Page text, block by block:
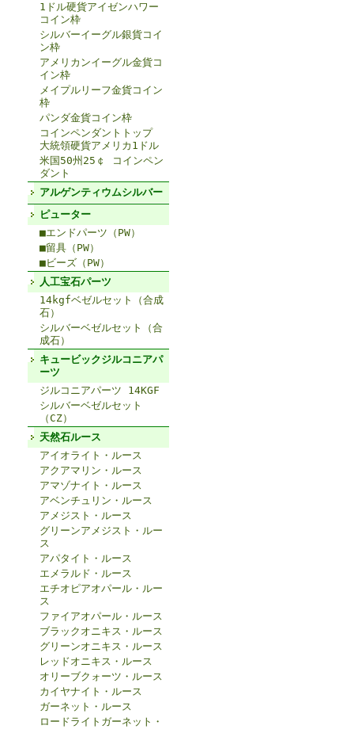
1ドル硬貨アイゼンハワー
コイン枠
シルバーイーグル銀貨コイ
ン枠
アメリカンイーグル金貨コ
イン枠
メイプルリーフ金貨コイン
枠
パンダ金貨コイン枠
コインペンダントトップ
大統領硬貨アメリカ1ドル
米国50州25￠ コインペン
ダント
アルゲンティウムシルバー
ピューター
■エンドパーツ（PW）
■留具（PW）
■ビーズ（PW）
人工宝石パーツ
14kgfベゼルセット（合成
石）
シルバーベゼルセット（合
成石）
キュービックジルコニアパ
ーツ
ジルコニアパーツ 14KGF
シルバーベゼルセット
（CZ）
天然石ルース
アイオライト・ルース
アクアマリン・ルース
アマゾナイト・ルース
アベンチュリン・ルース
アメジスト・ルース
グリーンアメジスト・ルー
ス
アパタイト・ルース
エメラルド・ルース
エチオピアオパール・ルー
ス
ファイアオパール・ルース
ブラックオニキス・ルース
グリーンオニキス・ルース
レッドオニキス・ルース
オリーブクォーツ・ルース
カイヤナイト・ルース
ガーネット・ルース
ロードライトガーネット・